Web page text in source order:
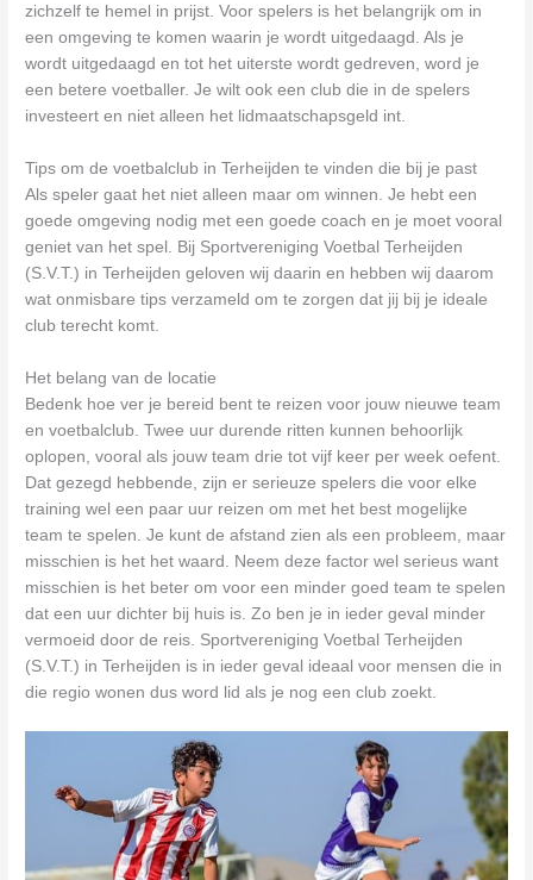
zichzelf te hemel in prijst. Voor spelers is het belangrijk om in
een omgeving te komen waarin je wordt uitgedaagd. Als je
wordt uitgedaagd en tot het uiterste wordt gedreven, word je
een betere voetballer. Je wilt ook een club die in de spelers
investeert en niet alleen het lidmaatschapsgeld int.
Tips om de voetbalclub in Terheijden te vinden die bij je past
Als speler gaat het niet alleen maar om winnen. Je hebt een
goede omgeving nodig met een goede coach en je moet vooral
geniet van het spel. Bij Sportvereniging Voetbal Terheijden
(S.V.T.) in Terheijden geloven wij daarin en hebben wij daarom
wat onmisbare tips verzameld om te zorgen dat jij bij je ideale
club terecht komt.
Het belang van de locatie
Bedenk hoe ver je bereid bent te reizen voor jouw nieuwe team
en voetbalclub. Twee uur durende ritten kunnen behoorlijk
oplopen, vooral als jouw team drie tot vijf keer per week oefent.
Dat gezegd hebbende, zijn er serieuze spelers die voor elke
training wel een paar uur reizen om met het best mogelijke
team te spelen. Je kunt de afstand zien als een probleem, maar
misschien is het het waard. Neem deze factor wel serieus want
misschien is het beter om voor een minder goed team te spelen
dat een uur dichter bij huis is. Zo ben je in ieder geval minder
vermoeid door de reis. Sportvereniging Voetbal Terheijden
(S.V.T.) in Terheijden is in ieder geval ideaal voor mensen die in
die regio wonen dus word lid als je nog een club zoekt.